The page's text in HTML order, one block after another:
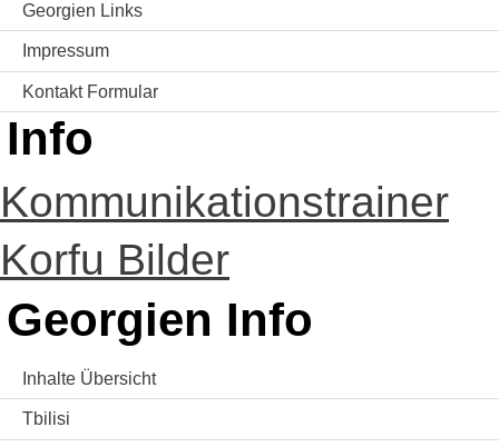
Georgien Links
Impressum
Kontakt Formular
Info
Kommunikationstrainer
Korfu Bilder
Georgien Info
Inhalte Übersicht
Tbilisi